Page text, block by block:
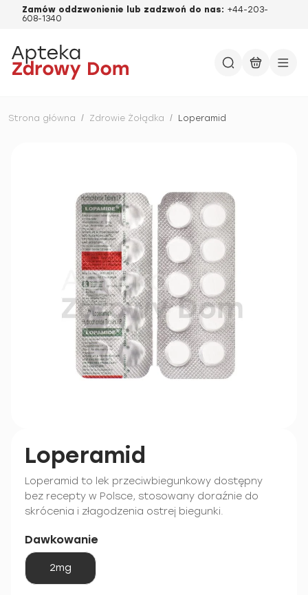
Zamów oddzwonienie lub zadzwoń do nas: +44-203-
608-1340
Strona główna / Zdrowie Żołądka / Loperamid
Loperamid
Loperamid to lek przeciwbiegunkowy dostępny
bez recepty w Polsce, stosowany doraźnie do
skrócenia i złagodzenia ostrej biegunki.
Dawkowanie
2mg